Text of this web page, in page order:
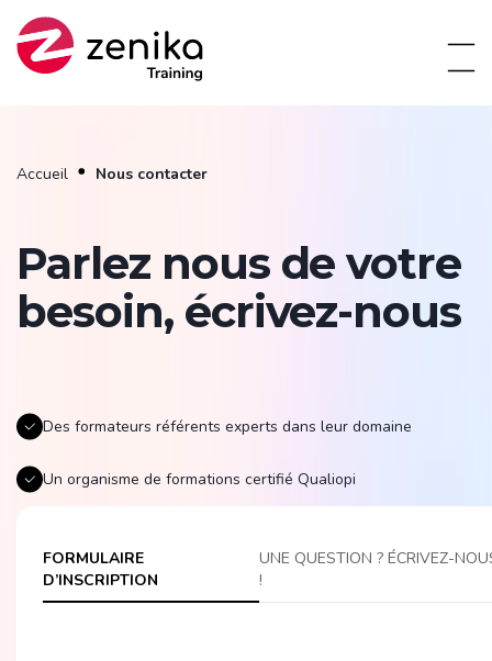
Accueil Nous contacter
Parlez nous de votre
besoin, écrivez-nous
Des formateurs référents experts dans leur domaine
Un organisme de formations certifié Qualiopi
FORMULAIRE
D’INSCRIPTION
UNE QUESTION ? ÉCRIVEZ-
!